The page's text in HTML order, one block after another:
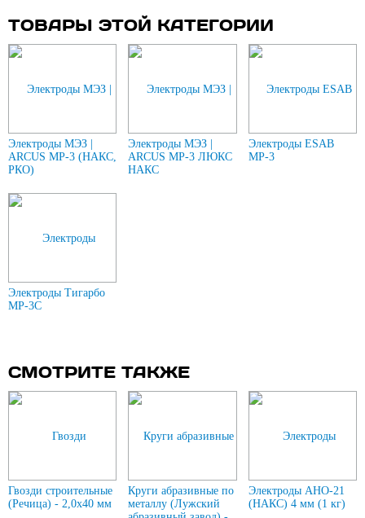
ТОВАРЫ ЭТОЙ КАТЕГОРИИ
Электроды МЭЗ |
ARCUS МР-3 (НАКС,
РКО)
Электроды МЭЗ |
ARCUS МР-3 ЛЮКС
НАКС
Электроды ESAB
МР-3
Электроды Тигарбо
МР-3С
СМОТРИТЕ ТАКЖЕ
Гвозди строительные
(Речица) - 2,0х40 мм
Круги абразивные по
металлу (Лужский
Электроды АНО-21
(НАКС) 4 мм (1 кг)